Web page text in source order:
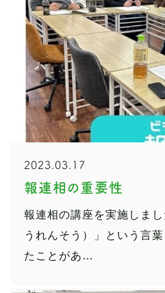
2023.03.17
報連相の重要性
報連相の講座を実施しま
うれんそう）」という言
たことがあ…